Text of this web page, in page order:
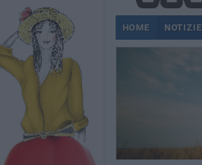
HOME NOTIZIE